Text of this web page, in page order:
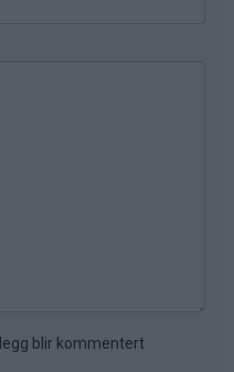
blir kommentert